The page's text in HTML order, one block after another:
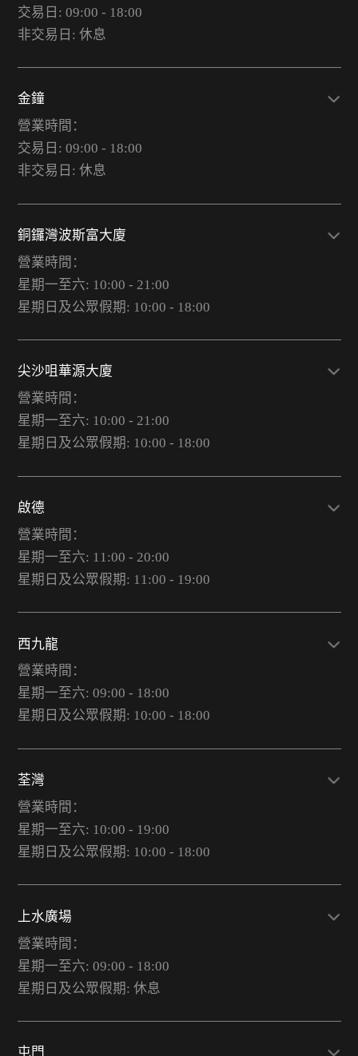
交易日: 09:00 - 18:00
非交易日: 休息
金鐘
營業時間：
交易日: 09:00 - 18:00
非交易日: 休息
銅鑼灣波斯富大廈
營業時間：
星期一至六: 10:00 - 21:00
星期日及公眾假期: 10:00 - 18:00
尖沙咀華源大廈
營業時間：
星期一至六: 10:00 - 21:00
星期日及公眾假期: 10:00 - 18:00
啟德
營業時間：
星期一至六: 11:00 - 20:00
星期日及公眾假期: 11:00 - 19:00
西九龍
營業時間：
星期一至六: 09:00 - 18:00
星期日及公眾假期: 10:00 - 18:00
荃灣
營業時間：
星期一至六: 10:00 - 19:00
星期日及公眾假期: 10:00 - 18:00
上水廣場
營業時間：
星期一至六: 09:00 - 18:00
星期日及公眾假期: 休息
屯門